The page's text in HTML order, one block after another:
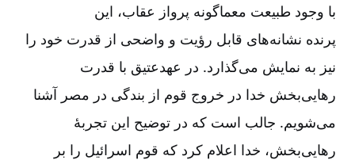
با وجود طبیعت معماگونه پرواز عقاب، این
پرنده نشانههای قابل رؤیت و واضحی از قدرت خود را
نیز به نمایش میگذارد. در عهدعتیق با قدرت
رهاییبخش خدا در خروج قوم از بندگی در مصر آشنا
میشویم. جالب است که در توضیح این تجربۀ
رهاییبخش، خدا اعلام کرد که قوم اسرائیل را بر